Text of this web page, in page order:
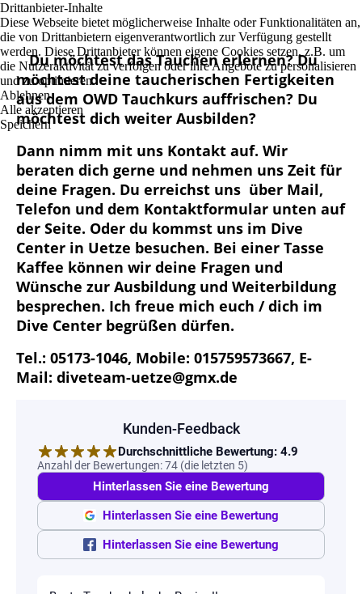
Du möchtest das Tauchen erlernen? Du
möchtest deine taucherischen Fertigkeiten
aus dem OWD Tauchkurs auffrischen? Du
möchtest dich weiter Ausbilden?
Dann nimm mit uns Kontakt auf. Wir
beraten dich gerne und nehmen uns Zeit für
deine Fragen. Du erreichst uns über Mail,
Telefon und dem Kontaktformular unten auf
der Seite. Oder du kommst uns im Dive
Center in Uetze besuchen. Bei einer Tasse
Kaffee können wir deine Fragen und
Wünsche zur Ausbildung und Weiterbildung
besprechen. Ich freue mich euch / dich im
Dive Center begrüßen dürfen.
Tel.: 05173-1046, Mobile: 015759573667, E-
Mail: diveteam-uetze@gmx.de
Drittanbieter-Inhalte
Diese Webseite bietet möglicherweise Inhalte oder Funktionalitäten an,
die von Drittanbietern eigenverantwortlich zur Verfügung gestellt
werden. Diese Drittanbieter können eigene Cookies setzen, z.B. um
die Nutzeraktivität zu verfolgen oder ihre Angebote zu personalisieren
und zu optimieren.
Ablehnen
Alle akzeptieren
Speichern